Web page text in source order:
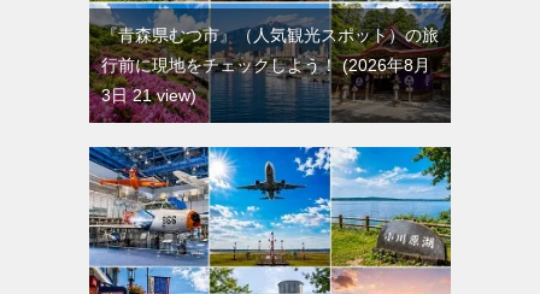
『青森県むつ市』（人気観光スポット）の旅
行前に現地をチェックしよう！ 2026年8月
3日 21 view